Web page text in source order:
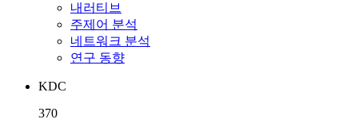
내러티브
주제어 분석
네트워크 분석
연구 동향
KDC
370